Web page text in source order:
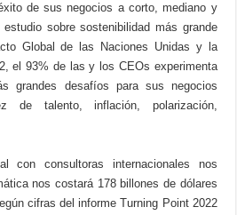
de sus negocios a corto, mediano y
sobre sostenibilidad más grande
Global de las Naciones Unidas y la
el 93% de las y los CEOs experimenta
grandes desafíos para sus negocios
de talento, inflación, polarización,
con consultoras internacionales nos
nos costará 178 billones de dólares
cifras del informe Turning Point 2022